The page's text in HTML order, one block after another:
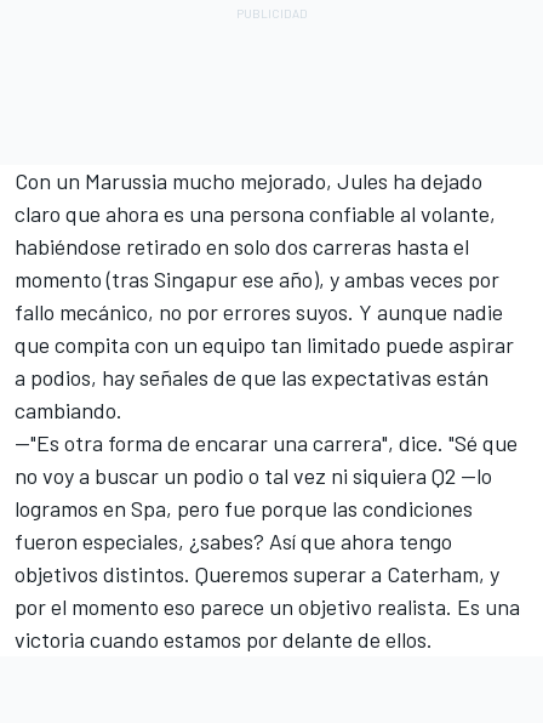
Con un Marussia mucho mejorado, Jules ha dejado
claro que ahora es una persona confiable al volante,
habiéndose retirado en solo dos carreras hasta el
momento (tras Singapur ese año), y ambas veces por
fallo mecánico, no por errores suyos. Y aunque nadie
que compita con un equipo tan limitado puede aspirar
a podios, hay señales de que las expectativas están
cambiando.
—"Es otra forma de encarar una carrera", dice. "Sé que
no voy a buscar un podio o tal vez ni siquiera Q2 —lo
logramos en Spa, pero fue porque las condiciones
fueron especiales, ¿sabes? Así que ahora tengo
objetivos distintos. Queremos superar a Caterham, y
por el momento eso parece un objetivo realista. Es una
victoria cuando estamos por delante de ellos.